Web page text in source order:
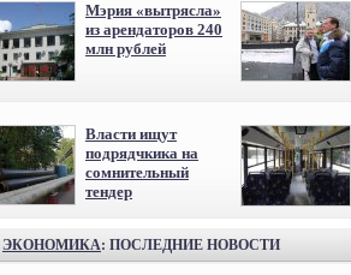
Мэрия «вытрясла»
из арендаторов 240
млн рублей
Власти ищут
подрядчкика на
сомнительный
тендер
ЭКОНОМИКА: ПОСЛЕДНИЕ НОВОСТИ